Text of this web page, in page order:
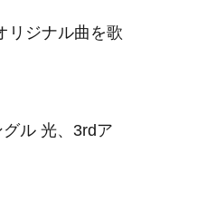
リジナル曲を歌
ル 光、3rdア